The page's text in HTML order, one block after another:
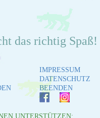
das richtig Spaß!
IMPRESSUM
DATENSCHUTZ
BEENDEN
UNTERSTÜTZEN: